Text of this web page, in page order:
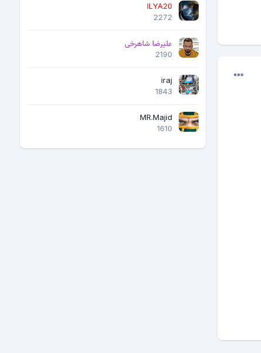
ILYA20
2272
علیرضا شاهرخی
2190
iraj
1843
MR.Majid
1610